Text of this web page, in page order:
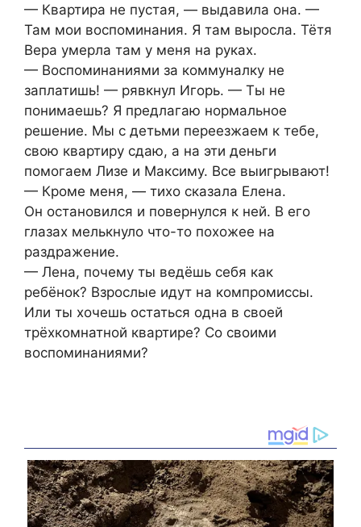
— Квартира не пустая, — выдавила она. —
Там мои воспоминания. Я там выросла. Тётя
Вера умерла там у меня на руках.
— Воспоминаниями за коммуналку не
заплатишь! — рявкнул Игорь. — Ты не
понимаешь? Я предлагаю нормальное
решение. Мы с детьми переезжаем к тебе,
свою квартиру сдаю, а на эти деньги
помогаем Лизе и Максиму. Все выигрывают!
— Кроме меня, — тихо сказала Елена.
Он остановился и повернулся к ней. В его
глазах мелькнуло что-то похожее на
раздражение.
— Лена, почему ты ведёшь себя как
ребёнок? Взрослые идут на компромиссы.
Или ты хочешь остаться одна в своей
трёхкомнатной квартире? Со своими
воспоминаниями?